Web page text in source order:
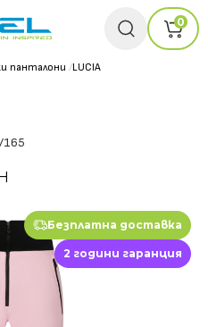
0
панталони /LUCIA
165
Безплатна доставка
2 години гаранция